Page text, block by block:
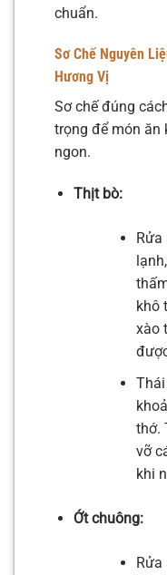
chuẩn.
Sơ Chế Nguyên
Hương Vị
Sơ chế đúng
trọng để món ăn
ngon.
Thịt bò:
khô
xào
thớ.
vỡ
khi
Ớt chuông:
Rửa